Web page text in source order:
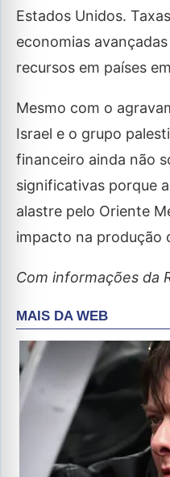
Estados Unidos.
economias
recursos em países
Mesmo com o
Israel e o grupo
financeiro ainda não
significativas porque
alastre pelo Oriente
impacto na produção
Com informações da